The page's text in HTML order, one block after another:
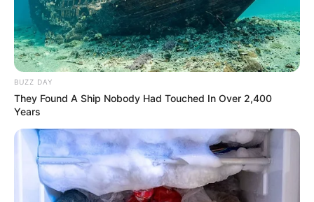
BUZZ DAY
They Found A Ship Nobody Had Touched In Over 2,400
Years